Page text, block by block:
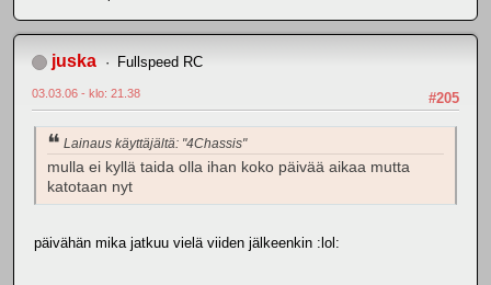
juska Fullspeed RC
#205
03.03.06 - klo: 21.38
Lainaus käyttäjältä: "4Chassis"
mulla ei kyllä taida olla ihan koko päivää aikaa mutta
katotaan nyt
päivähän mika jatkuu vielä viiden jälkeenkin :lol: